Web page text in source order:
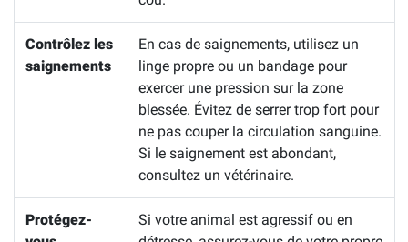
Contrôlez les
saignements
En cas de saignements, utilisez un
linge propre ou un bandage pour
exercer une pression sur la zone
blessée. Évitez de serrer trop fort pour
ne pas couper la circulation sanguine.
Si le saignement est abondant,
consultez un vétérinaire.
Protégez-
Si votre animal est agressif ou en